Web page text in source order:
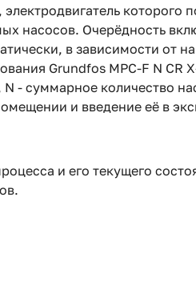
насосов. Очерёдность
в зависимости от
Grundfos MPC-F N CR
- суммарное количество
и введение её в
и его текущего